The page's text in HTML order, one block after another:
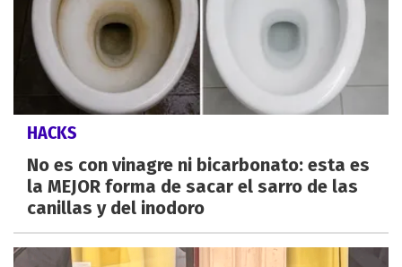
HACKS
No es con vinagre ni bicarbonato: esta es
la MEJOR forma de sacar el sarro de las
canillas y del inodoro